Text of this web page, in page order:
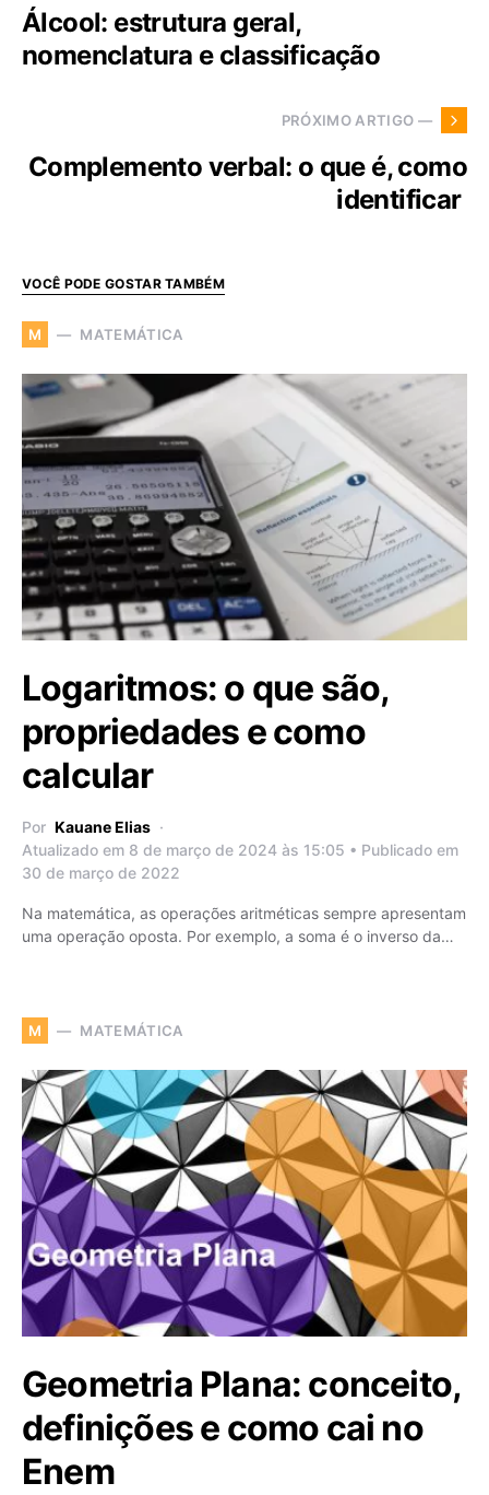
Álcool: estrutura geral,
nomenclatura e classificação
PRÓXIMO ARTIGO —
Complemento verbal: o que é, como
identificar
VOCÊ PODE GOSTAR TAMBÉM
M MATEMÁTICA
Logaritmos: o que são,
propriedades e como
calcular
Por Kauane Elias
Atualizado em 8 de março de 2024 às 15:05 • Publicado em
30 de março de 2022
Na matemática, as operações aritméticas sempre apresentam
uma operação oposta. Por exemplo, a soma é o inverso da…
M MATEMÁTICA
Geometria Plana: conceito,
definições e como cai no
Enem